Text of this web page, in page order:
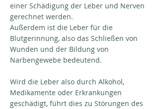
einer Schädigung der Leber und Nerven
gerechnet werden.
Außerdem ist die Leber für die
Blutgerinnung, also das Schließen von
Wunden und der Bildung von
Narbengewebe bedeutend.
Wird die Leber also durch Alkohol,
Medikamente oder Erkrankungen
geschädigt, führt dies zu Störungen des